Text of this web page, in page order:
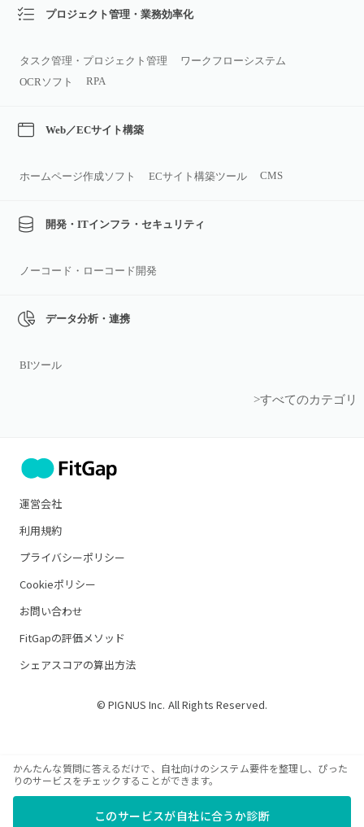
プロジェクト管理・業務効率化
タスク管理・プロジェクト管理
ワークフローシステム
OCRソフト
RPA
Web／ECサイト構築
ホームページ作成ソフト ECサイト構築ツール CMS
開発・ITインフラ・セキュリティ
ノーコード・ローコード開発
データ分析・連携
BIツール
>すべてのカテゴリ
運営会社
利用規約
プライバシーポリシー
Cookieポリシー
お問い合わせ
FitGapの評価メソッド
シェアスコアの算出方法
© PIGNUS Inc. All Rights Reserved.
かんたんな質問に答えるだけで、自社向けのシステム要件を整理し、ぴった
りのサービスをチェックすることができます。
このサービスが自社に合うか診断